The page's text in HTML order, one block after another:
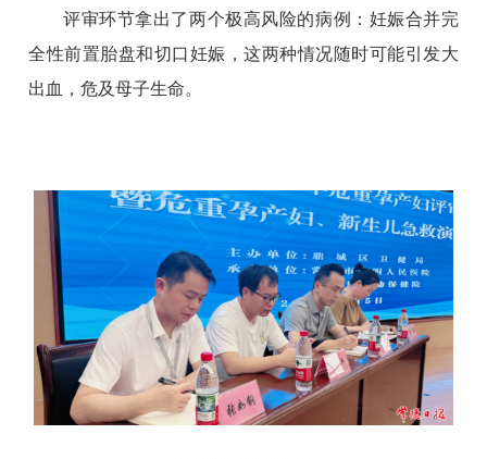
评审环节拿出了两个极高风险的病例：妊娠合并完
全性前置胎盘和切口妊娠，这两种情况随时可能引发大
出血，危及母子生命。